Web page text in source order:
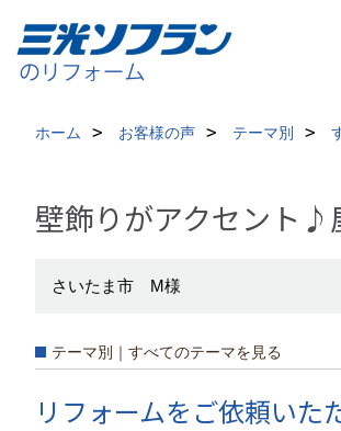
ホーム お客様の声 テーマ別
壁飾りがアクセント♪
さいたま市 M様
テーマ別｜すべてのテーマを見る
リフォームをご依頼い